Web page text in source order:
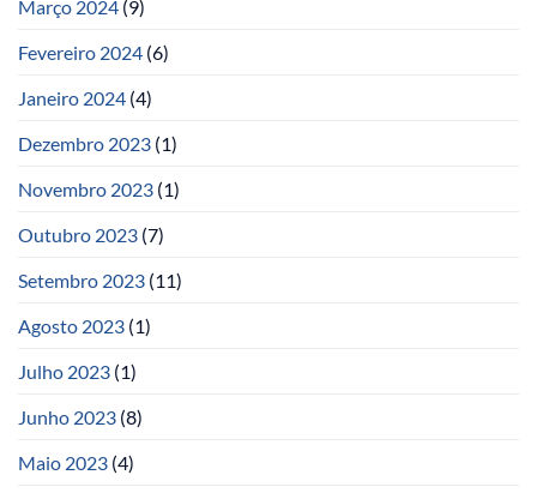
Março 2024 (9)
Fevereiro 2024 (6)
Janeiro 2024 (4)
Dezembro 2023 (1)
Novembro 2023 (1)
Outubro 2023 (7)
Setembro 2023 (11)
Agosto 2023 (1)
Julho 2023 (1)
Junho 2023 (8)
Maio 2023 (4)